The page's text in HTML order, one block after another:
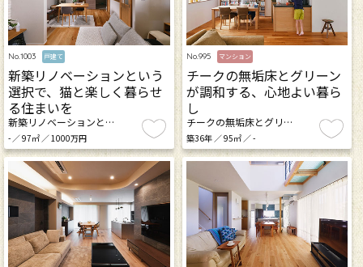
No.1003 戸建て
新築リノベーションという
選択で、猫と楽しく暮らせ
る住まいを
新築リノベーションと…
- ／ 97㎡ ／ 1000万円
No.995 マンション
チークの無垢床とグリーン
が調和する、心地よい暮ら
し
チークの無垢床とグリ…
築36年 ／ 95㎡ ／ -